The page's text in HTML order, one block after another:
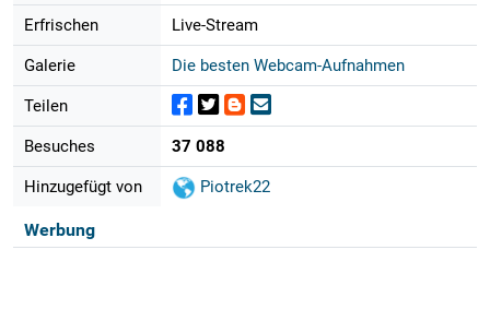
Erfrischen Live-Stream
Galerie Die besten Webcam-Aufnahmen
Teilen
Besuches 37 088
Hinzugefügt von Piotrek22
Werbung